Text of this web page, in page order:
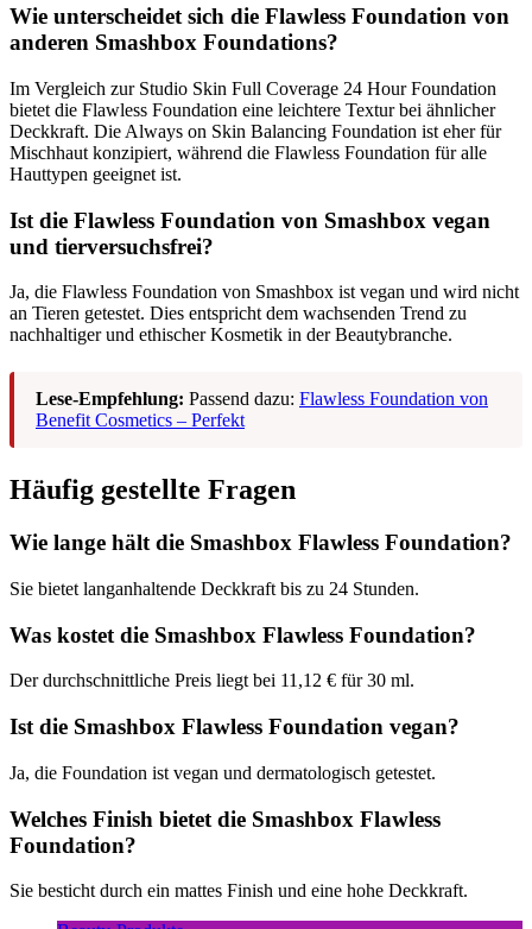
Wie unterscheidet sich die Flawless Foundation von
anderen Smashbox Foundations?
Im Vergleich zur Studio Skin Full Coverage 24 Hour Foundation
bietet die Flawless Foundation eine leichtere Textur bei ähnlicher
Deckkraft. Die Always on Skin Balancing Foundation ist eher für
Mischhaut konzipiert, während die Flawless Foundation für alle
Hauttypen geeignet ist.
Ist die Flawless Foundation von Smashbox vegan
und tierversuchsfrei?
Ja, die Flawless Foundation von Smashbox ist vegan und wird nicht
an Tieren getestet. Dies entspricht dem wachsenden Trend zu
nachhaltiger und ethischer Kosmetik in der Beautybranche.
Lese-Empfehlung: Passend dazu: Flawless Foundation von
Benefit Cosmetics – Perfekt
Häufig gestellte Fragen
Wie lange hält die Smashbox Flawless Foundation?
Sie bietet langanhaltende Deckkraft bis zu 24 Stunden.
Was kostet die Smashbox Flawless Foundation?
Der durchschnittliche Preis liegt bei 11,12 € für 30 ml.
Ist die Smashbox Flawless Foundation vegan?
Ja, die Foundation ist vegan und dermatologisch getestet.
Welches Finish bietet die Smashbox Flawless
Foundation?
Sie besticht durch ein mattes Finish und eine hohe Deckkraft.